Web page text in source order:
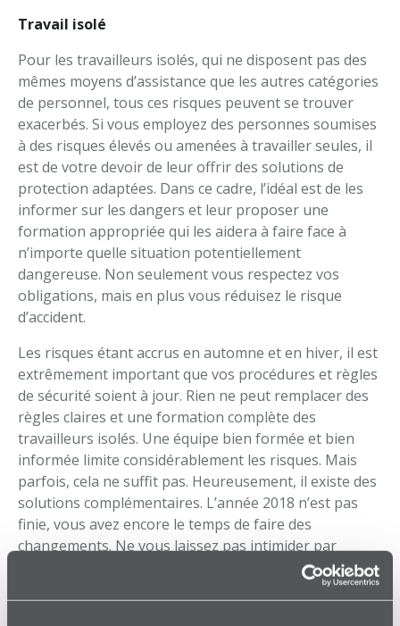
Travail isolé
Pour les travailleurs isolés, qui ne disposent pas des
mêmes moyens d’assistance que les autres catégories
de personnel, tous ces risques peuvent se trouver
exacerbés. Si vous employez des personnes soumises
à des risques élevés ou amenées à travailler seules, il
est de votre devoir de leur offrir des solutions de
protection adaptées. Dans ce cadre, l’idéal est de les
informer sur les dangers et leur proposer une
formation appropriée qui les aidera à faire face à
n’importe quelle situation potentiellement
dangereuse. Non seulement vous respectez vos
obligations, mais en plus vous réduisez le risque
d’accident.
Les risques étant accrus en automne et en hiver, il est
extrêmement important que vos procédures et règles
de sécurité soient à jour. Rien ne peut remplacer des
règles claires et une formation complète des
travailleurs isolés. Une équipe bien formée et bien
informée limite considérablement les risques. Mais
parfois, cela ne suffit pas. Heureusement, il existe des
solutions complémentaires. L’année 2018 n’est pas
finie, vous avez encore le temps de faire des
changements. Ne vous laissez pas intimider par
l’ampleur de la tâche : faites appel à un expert de
confiance. La mise en œuvre d’une solution dédiée à